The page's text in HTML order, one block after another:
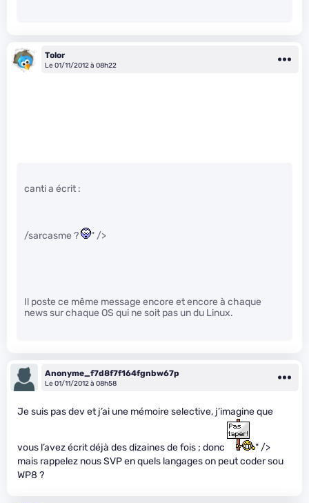
Tolor
Le 01/11/2012 à 08h22
canti a écrit :
/sarcasme ? " />
Il poste ce même message encore et encore à chaque
news sur chaque OS qui ne soit pas un du Linux.
Anonyme_f7d8f7f164fgnbw67p
Le 01/11/2012 à 08h58
Je suis pas dev et j’ai une mémoire selective, j’imagine que
vous l’avez écrit déjà des dizaines de fois ; donc
" />
mais rappelez nous SVP en quels langages on peut coder sou
WP8 ?